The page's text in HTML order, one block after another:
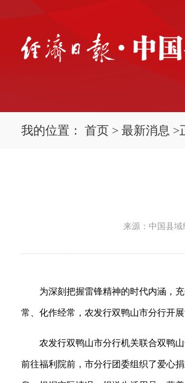
我的位置： 首页 > 最新消息 >
来源：中国县域
为深刻把握雷锋精神的时代内涵，
常、化作经常，农发行双鸭山市分行开
农发行双鸭山市分行机关联合双鸭
前往福利院前，市分行团委组织了爱心